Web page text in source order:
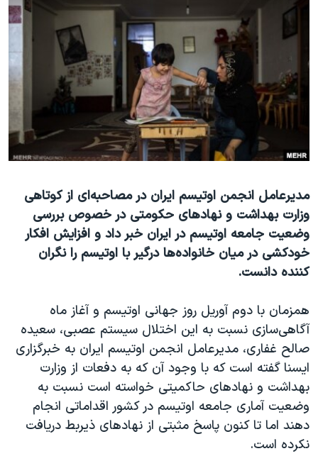
فرهنگ و زندگی
حقوق شهروندی
علم و فناوری
اسرائیل در جنگ
گالری عکس
مستندها
انتخابات ریاست جمهوری آمریکا ۲۰۲۴
حمله جمهوری اسلامی به اسرائیل
رمز مهسا
ورزش زنان در ایران
اعتراضات زن، زندگی، آزادی
تریبونال مردمی آبان ۹۸
دادگاه حمید نوری
چهل سال گروگان‌گیری
قانون شفافیت دارائی کادر رهبری ایران
اسرائیل در جنگ
نرگس محمدی برنده جایزه نوبل صلح
همایش محافظه‌کاران آمریکا «سی‌پک»
صفحه‌های ویژه
سفر پرزیدنت ترامپ به چین
دنبال کنید
زبانهای مختلف
مدیرعامل انجمن اوتیسم ایران در مصاحبه‌ای از کوتاهی
وزارت بهداشت و نهاد‌های حکومتی در خصوص بررسی
وضعیت جامعه اوتیسم در ایران خبر داد و افزایش افکار
خودکشی در میان خانواده‌ها درگیر با اوتیسم را نگران
کننده دانست.
همزمان با‌ دوم آوریل روز جهانی اوتیسم و آغاز ماه
آگاهی‌سازی نسبت به این اختلال سیستم عصبی، سعیده
صالح غفاری، مدیرعامل انجمن اوتیسم ایران به خبرگزاری
ایسنا گفته است که با وجود آن که به دفعات از وزارت
بهداشت و نهاد‌های حاکمیتی خواسته است نسبت به
وضعیت آماری جامعه اوتیسم در کشور اقداماتی انجام
دهند اما تا کنون پاسخ مثبتی از نهاد‌های ذیربط دریافت
نکرده است.